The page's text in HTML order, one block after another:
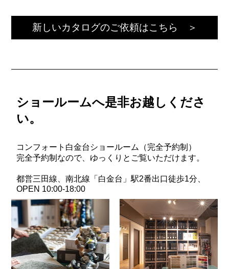
新しいカタログのご依頼はこちら ＞
ショールームへ是非お越しくださ
い。
コンフォート白金台ショールーム（完全予約制）
完全予約制なので、ゆっくりとご覧いただけます。
都営三田線、南北線「白金台」駅2番出口徒歩1分、
OPEN 10:00-18:00